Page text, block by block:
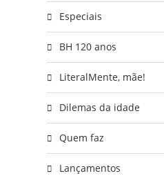
Especiais
BH 120 anos
LiteralMente, mãe!
Dilemas da idade
Quem faz
Lançamentos